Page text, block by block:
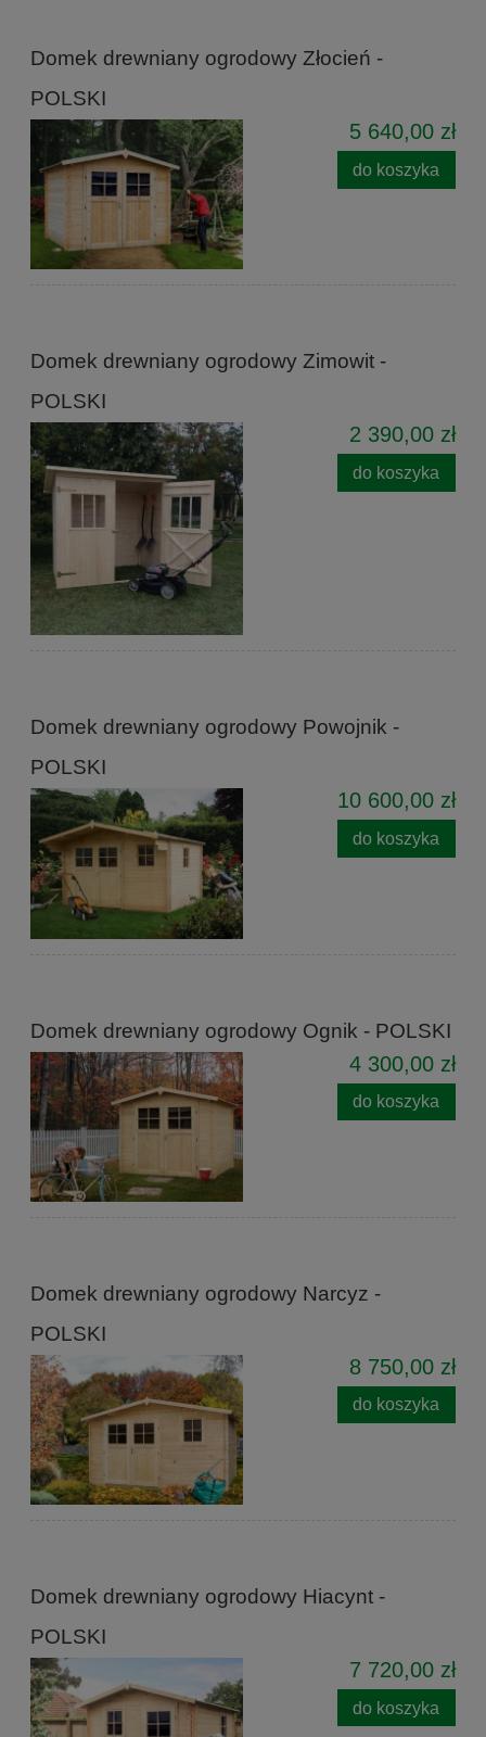
Domek drewniany ogrodowy Złocień -
POLSKI
5 640,00 zł
do koszyka
Domek drewniany ogrodowy Zimowit -
POLSKI
2 390,00 zł
do koszyka
Domek drewniany ogrodowy Powojnik -
POLSKI
10 600,00 zł
do koszyka
Domek drewniany ogrodowy Ognik - POLSKI
4 300,00 zł
do koszyka
Domek drewniany ogrodowy Narcyz -
POLSKI
8 750,00 zł
do koszyka
Domek drewniany ogrodowy Hiacynt -
POLSKI
7 720,00 zł
do koszyka